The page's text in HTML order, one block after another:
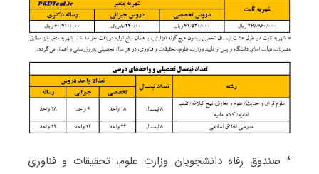
* صندوق رفاه دانشجویان وزارت علوم، تحقیقات و فناوری